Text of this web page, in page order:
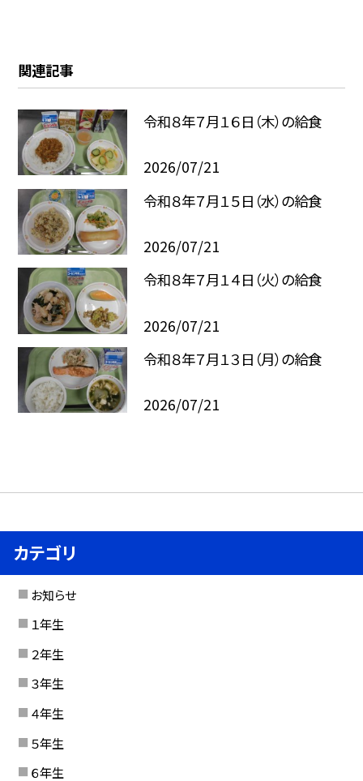
関連記事
令和８年７月１６日（木）の給食
2026/07/21
令和８年７月１５日（水）の給食
2026/07/21
令和８年７月１４日（火）の給食
2026/07/21
令和８年７月１３日（月）の給食
2026/07/21
カテゴリ
お知らせ
１年生
２年生
３年生
４年生
５年生
６年生